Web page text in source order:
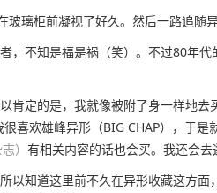
玻璃柜前凝视了好久。然后一路追随
，不知是福是祸（笑）。不过80年
肯定的是，我就像被附了身一样地去
喜欢雄峰异形（BIG CHAP），于是
） 有相关内容的话也会买。我还会去
以知道这里前不久在异形收藏这方